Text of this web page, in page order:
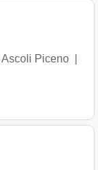
Ascoli Piceno